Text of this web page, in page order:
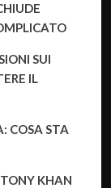
SUI
IL
COSA STA
KHAN